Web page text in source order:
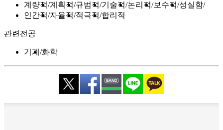
계량적 계획적 규범적 기술적 논리적 보수적 성실함
인간적 자율적 적극적 합리적
관련전공
기계 화학